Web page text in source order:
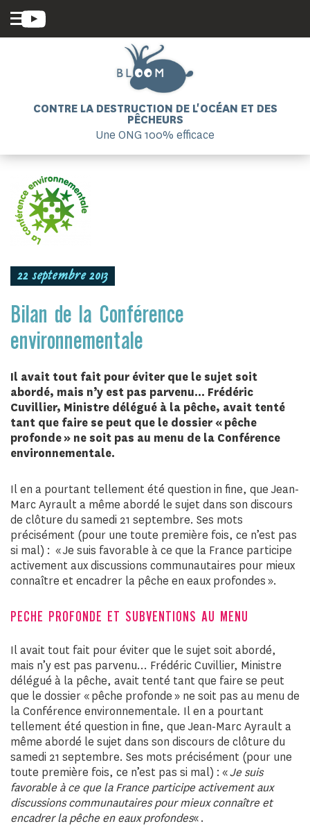
CONTRE LA DESTRUCTION DE L'OCÉAN ET DES
PÊCHEURS
Une ONG 100% efficace
22 septembre 2013
Bilan de la Conférence
environnementale
Il avait tout fait pour éviter que le sujet soit
abordé, mais n’y est pas parvenu… Frédéric
Cuvillier, Ministre délégué à la pêche, avait tenté
tant que faire se peut que le dossier « pêche
profonde » ne soit pas au menu de la Conférence
environnementale.
Il en a pourtant tellement été question in fine, que Jean-
Marc Ayrault a même abordé le sujet dans son discours
de clôture du samedi 21 septembre. Ses mots
précisément (pour une toute première fois, ce n’est pas
si mal) : « Je suis favorable à ce que la France participe
activement aux discussions communautaires pour mieux
connaître et encadrer la pêche en eaux profondes ».
PECHE PROFONDE ET SUBVENTIONS AU MENU
Il avait tout fait pour éviter que le sujet soit abordé,
mais n’y est pas parvenu… Frédéric Cuvillier, Ministre
délégué à la pêche, avait tenté tant que faire se peut
que le dossier « pêche profonde » ne soit pas au menu de
la Conférence environnementale. Il en a pourtant
tellement été question in fine, que Jean-Marc Ayrault a
même abordé le sujet dans son discours de clôture du
samedi 21 septembre. Ses mots précisément (pour une
toute première fois, ce n’est pas si mal) : «Je suis
favorable à ce que la France participe activement aux
discussions communautaires pour mieux connaître et
encadrer la pêche en eaux profondes« .